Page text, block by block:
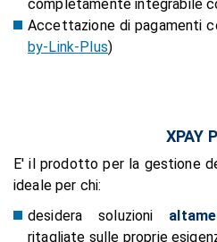
completamente integrabile
Accettazione di pagamenti
by-Link-Plus)
XPAY
E' il prodotto per la gestione
ideale per chi:
desidera soluzioni
ritagliate sulle proprie